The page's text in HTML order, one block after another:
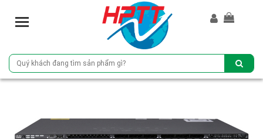
T
l
e
i